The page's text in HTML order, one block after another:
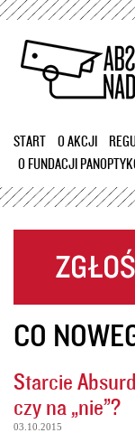
START O AKCJI
O FUNDACJI
CO
Starcie
czy na „nie”?
03.10.2015